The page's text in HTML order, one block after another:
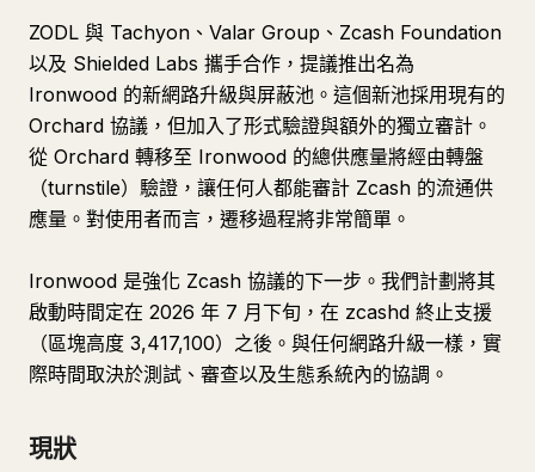
ZODL 與 Tachyon、Valar Group、Zcash Foundation
以及 Shielded Labs 攜手合作，提議推出名為
Ironwood 的新網路升級與屏蔽池。這個新池採用現有的
Orchard 協議，但加入了形式驗證與額外的獨立審計。
從 Orchard 轉移至 Ironwood 的總供應量將經由轉盤
（turnstile）驗證，讓任何人都能審計 Zcash 的流通供
應量。對使用者而言，遷移過程將非常簡單。
Ironwood 是強化 Zcash 協議的下一步。我們計劃將其
啟動時間定在 2026 年 7 月下旬，在 zcashd 終止支援
（區塊高度 3,417,100）之後。與任何網路升級一樣，實
際時間取決於測試、審查以及生態系統內的協調。
現狀